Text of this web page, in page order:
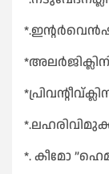
*. കീമോ